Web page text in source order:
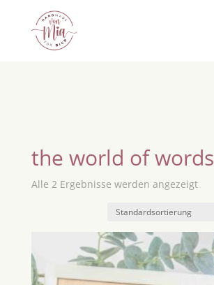
the world of words
Alle 2 Ergebnisse werden angezeigt